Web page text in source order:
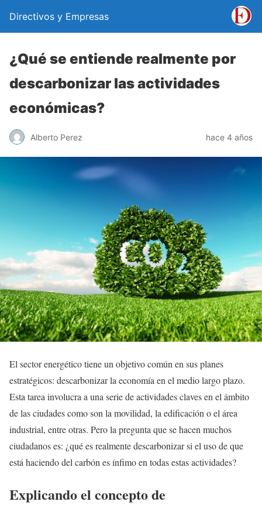
Directivos y Empresas
¿Qué se entiende realmente por
descarbonizar las actividades
económicas?
Alberto Perez hace 4 años
El sector energético tiene un objetivo común en sus planes
estratégicos: descarbonizar la economía en el medio largo plazo.
Esta tarea involucra a una serie de actividades claves en el ámbito
de las ciudades como son la movilidad, la edificación o el área
industrial, entre otras. Pero la pregunta que se hacen muchos
ciudadanos es: ¿qué es realmente descarbonizar si el uso de que
está haciendo del carbón es ínfimo en todas estas actividades?
Explicando el concepto de